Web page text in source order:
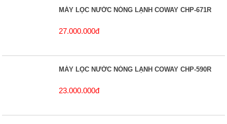
MÁY LỌC NƯỚC NÓNG LẠNH COWAY CHP-671R
27.000.000đ
MÁY LỌC NƯỚC NÓNG LẠNH COWAY CHP-590R
23.000.000đ